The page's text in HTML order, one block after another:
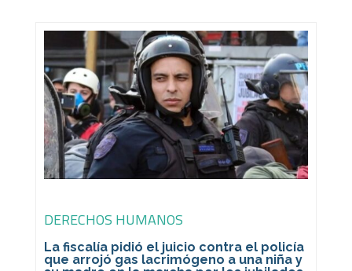
DERECHOS HUMANOS
La fiscalía pidió el juicio contra el policía
que arrojó gas lacrimógeno a una niña y